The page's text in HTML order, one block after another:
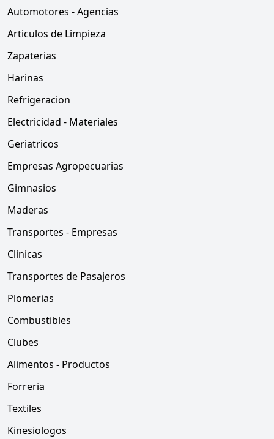
Automotores - Agencias
Articulos de Limpieza
Zapaterias
Harinas
Refrigeracion
Electricidad - Materiales
Geriatricos
Empresas Agropecuarias
Gimnasios
Maderas
Transportes - Empresas
Clinicas
Transportes de Pasajeros
Plomerias
Combustibles
Clubes
Alimentos - Productos
Forreria
Textiles
Kinesiologos